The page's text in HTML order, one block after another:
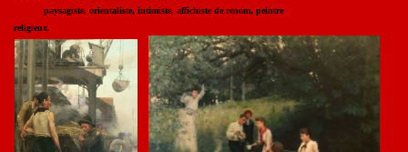
paysagiste, orientaliste, intimiste, affichiste de renom, peintre
religieux.